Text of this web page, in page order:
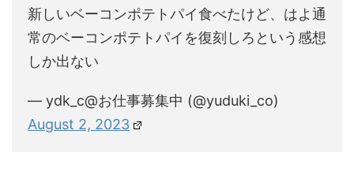
新しいベーコンポテトパイ食べたけど、はよ通
常のベーコンポテトパイを復刻しろという感想
しか出ない
— ydk_c@お仕事募集中 (@yuduki_co)
August 2, 2023